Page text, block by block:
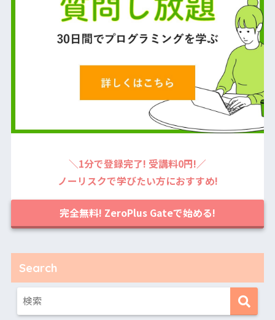
＼1分で登録完了! 受講料0円!／
ノーリスクで学びたい方におすすめ!
完全無料! ZeroPlus Gateで始める!
Search